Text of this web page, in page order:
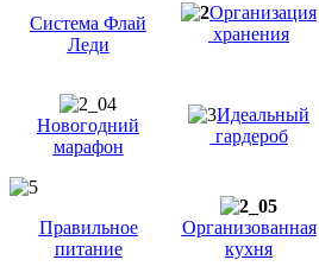
Система Флай
Леди
Организация
хранения
Новогодний
марафон
Идеальный
гардероб
Правильное
питание
Организованная
кухня